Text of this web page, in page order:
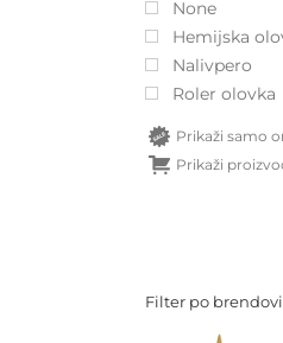
None
Hemijska
Nalivpero
Roler olovka
Prikaži samo
Prikaži
Filter po